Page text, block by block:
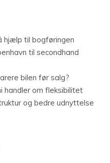
hjælp til bogføringen
til secondhand
bilen før salg?
handler om fleksibilitet
og bedre udnyttelse